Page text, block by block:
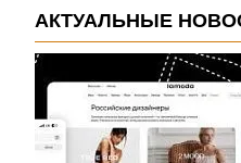
АКТУАЛЬНЫЕ